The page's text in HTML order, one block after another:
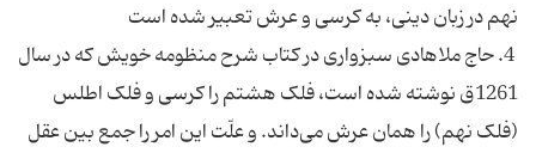
نهم در زبان دینی، به کرسی و عرش تعبیر شده است
4. حاج ملاهادی سبزواری در کتاب شرح منظومه خویش که در سال
1261ق نوشته شده است، فلک هشتم را کرسی و فلک اطلس
(فلک نهم) را همان عرش می‌داند. و علّت این امر را جمع بین عقل